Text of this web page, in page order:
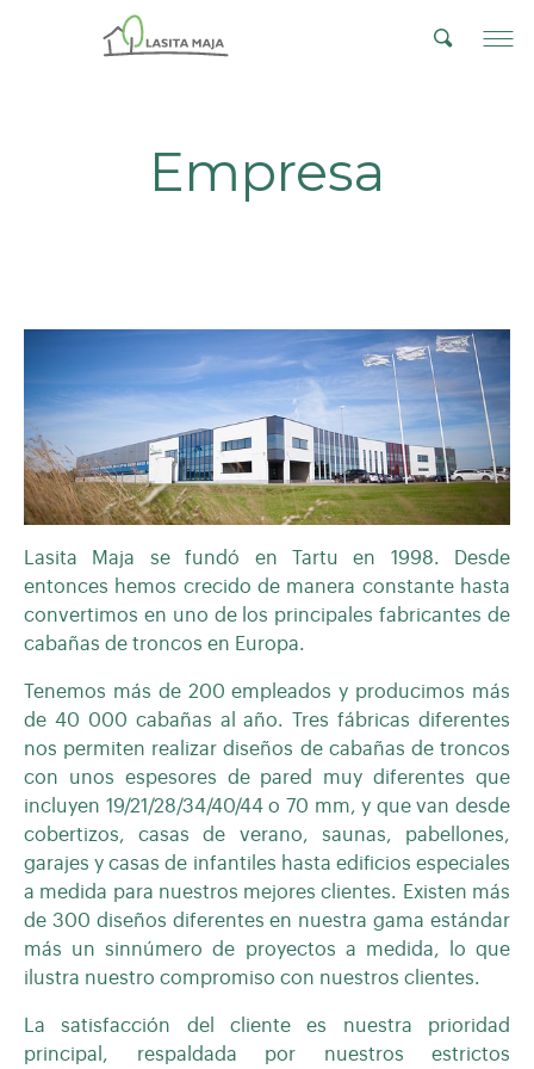
Empresa
Lasita Maja se fundó en Tartu en 1998. Desde
entonces hemos crecido de manera constante hasta
convertimos en uno de los principales fabricantes de
cabañas de troncos en Europa.
Tenemos más de 200 empleados y producimos más
de 40 000 cabañas al año. Tres fábricas diferentes
nos permiten realizar diseños de cabañas de troncos
con unos espesores de pared muy diferentes que
incluyen 19/21/28/34/40/44 o 70 mm, y que van desde
cobertizos, casas de verano, saunas, pabellones,
garajes y casas de infantiles hasta edificios especiales
a medida para nuestros mejores clientes. Existen más
de 300 diseños diferentes en nuestra gama estándar
más un sinnúmero de proyectos a medida, lo que
ilustra nuestro compromiso con nuestros clientes.
La satisfacción del cliente es nuestra prioridad
principal, respaldada por nuestros estrictos